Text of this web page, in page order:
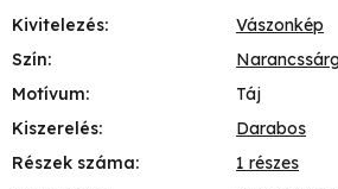
Kivitelezés:
Vászonkép
Szín:
Motívum:
Táj
Kiszerelés:
Darabos
Részek száma:
1 részes